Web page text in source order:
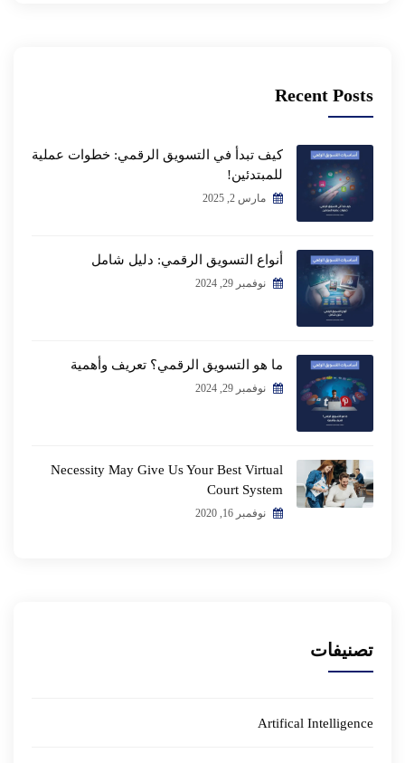
Recent Posts
كيف تبدأ في التسويق الرقمي: خطوات عملية
للمبتدئين!
مارس 2, 2025
أنواع التسويق الرقمي: دليل شامل
نوفمبر 29, 2024
ما هو التسويق الرقمي؟ تعريف وأهمية
نوفمبر 29, 2024
Necessity May Give Us Your Best Virtual
Court System
نوفمبر 16, 2020
تصنيفات
Artifical Intelligence